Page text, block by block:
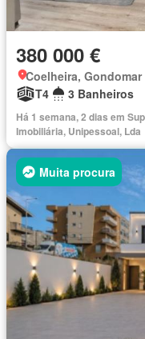
380 000 €
Coelheira, Gondomar
T4
3 Banheiros
Há 1 semana, 2 dias em
Imobiliária, Unipessoal, Lda
Muita procura